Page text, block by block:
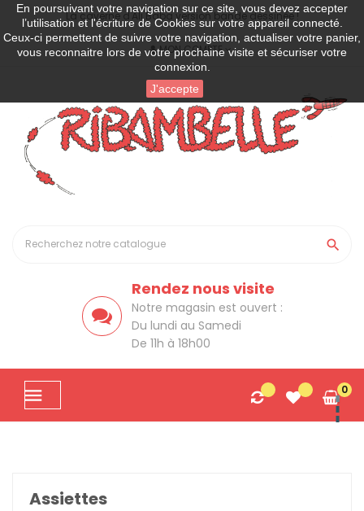
La caverne d'Ali Baba version bande dessinée !
MON COMPTE

Rendez nous visite
Notre magasin est ouvert :
Du lundi au Samedi
De 11h à 18h00
Basculer
la
navigation
0
Assiettes
En poursuivant votre navigation sur ce site, vous devez accepter
l’utilisation et l'écriture de Cookies sur votre appareil connecté.
Ceux-ci permettent de suivre votre navigation, actualiser votre panier,
vous reconnaitre lors de votre prochaine visite et sécuriser votre
connexion.
J'accepte